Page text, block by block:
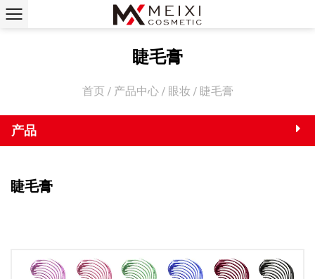
睫毛膏
首页 / 产品中心/ 眼妆 / 睫毛膏
产品
睫毛膏